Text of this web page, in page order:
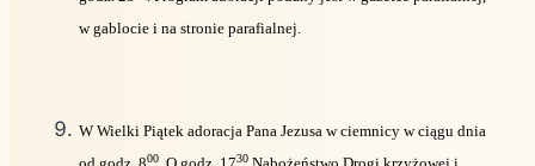
w gablocie i na stronie parafialnej.
W Wielki Piątek adoracja Pana Jezusa w ciemnicy w ciągu dnia
00 30